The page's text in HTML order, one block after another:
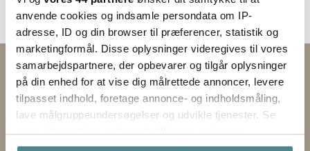
anvende cookies og indsamle persondata om IP-
adresse, ID og din browser til præferencer, statistik og
marketingformål. Disse oplysninger videregives til vores
samarbejdspartnere, der opbevarer og tilgår oplysninger
på din enhed for at vise dig målrettede annoncer, levere
tilpasset indhold, foretage annonce- og indholdsmåling,
lave målgruppeundersøgelser og udvikle tjenester. Se
mere information underindstillingerog i vores
persondatapolitik. Du kan altid trække dit samtykke
Kontakt os via formularen
EMNE
FORNAVN